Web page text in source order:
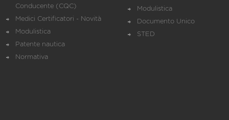
Conducente (CQC)
Medici Certificatori - Novità
Modulistica
Patente nautica
Normativa
Modulistica
Documento Unico
STED